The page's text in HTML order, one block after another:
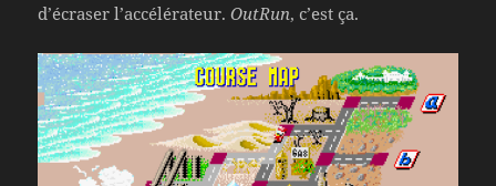
d’écraser l’accélérateur. OutRun, c’est ça.